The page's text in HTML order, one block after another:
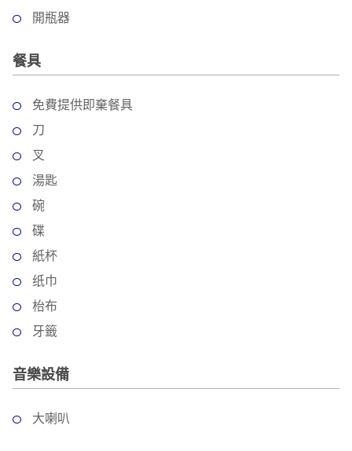
開瓶器
餐具
免費提供即棄餐具
刀
叉
湯匙
碗
碟
紙杯
纸巾
枱布
牙籤
音樂設備
大喇叭